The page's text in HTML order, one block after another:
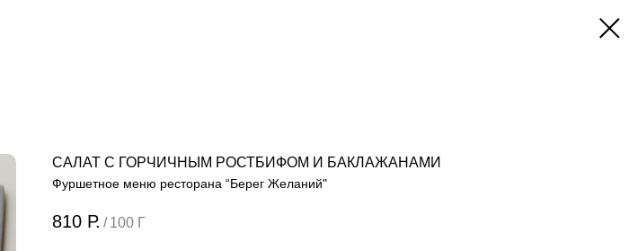
САЛАТ С ГОРЧИЧНЫМ РОСТБИФОМ И БАКЛАЖАНАМИ
Фуршетное меню ресторана “Берег Желаний"
810 Р. / 100 Г